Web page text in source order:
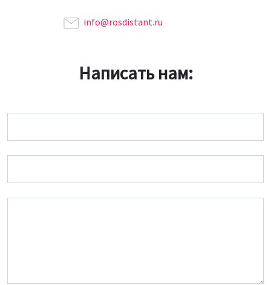
info@rosdistant.ru
Написать нам: